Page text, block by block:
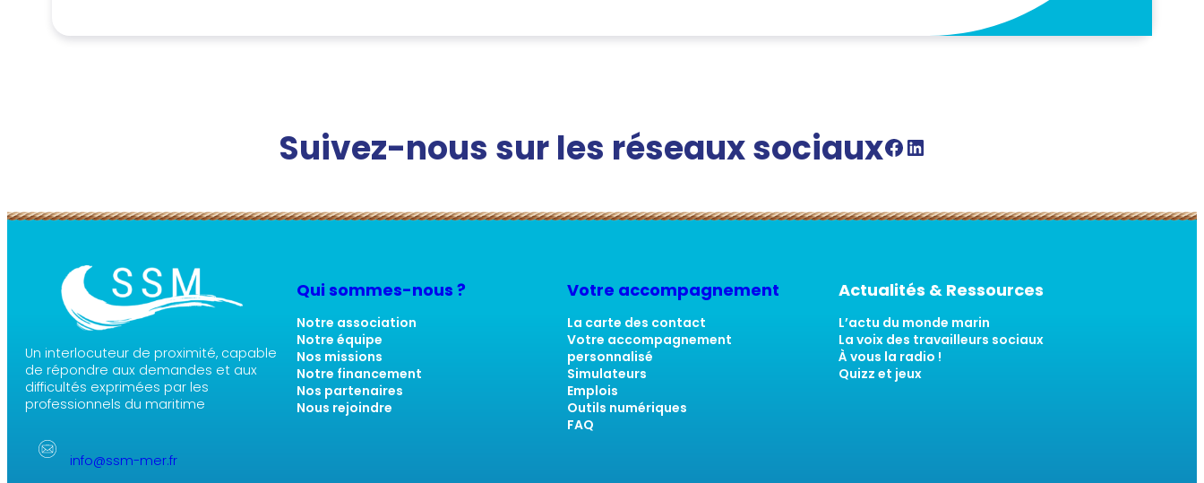
Suivez-nous sur les réseaux sociauxFacebook SSM Linkedin SSM
Un interlocuteur de proximité, capable
de répondre aux demandes et aux
difficultés exprimées par les
professionnels du maritime
info@ssm-mer.fr
Qui sommes-nous ?
Notre association
Notre équipe
Nos missions
Notre financement
Nos partenaires
Nous rejoindre
Votre accompagnement
La carte des contact
Votre accompagnement
personnalisé
Simulateurs
Emplois
Outils numériques
FAQ
Actualités & Ressources
L’actu du monde marin
La voix des travailleurs sociaux
À vous la radio !
Quizz et jeux